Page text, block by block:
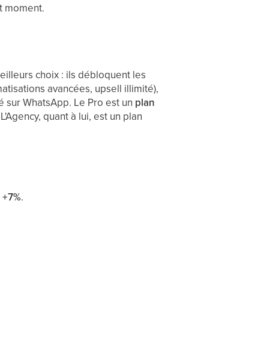
moment.
choix : ils débloquent les
avancées, upsell illimité),
WhatsApp. Le Pro est un plan
quant à lui, est un plan
+7%.